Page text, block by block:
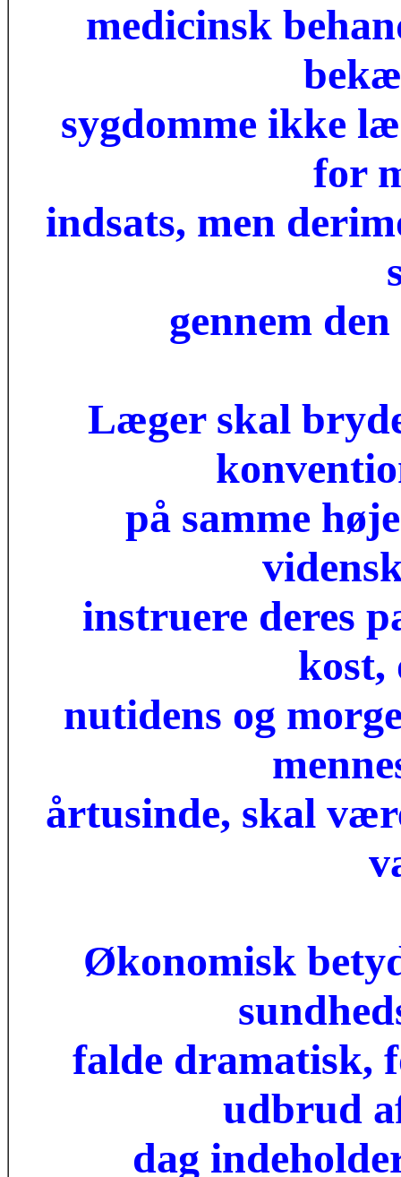
medicinsk
sygdomme ikke
for
indsats, men
gennem
Læger skal
på samme
instruere deres
kost,
nutidens og
årtusinde, skal
Økonomisk
falde dramatisk,
udbrud
dag